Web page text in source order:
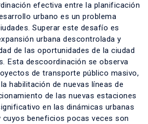
efectiva entre la planificación
urbano es un problema
Superar este desafío es
urbana descontrolada y
de las oportunidades de la ciudad
Esta descoordinación se observa
de transporte público masivo,
habilitación de nuevas líneas de
de las nuevas estaciones
en las dinámicas urbanas
cuyos beneficios pocas veces son